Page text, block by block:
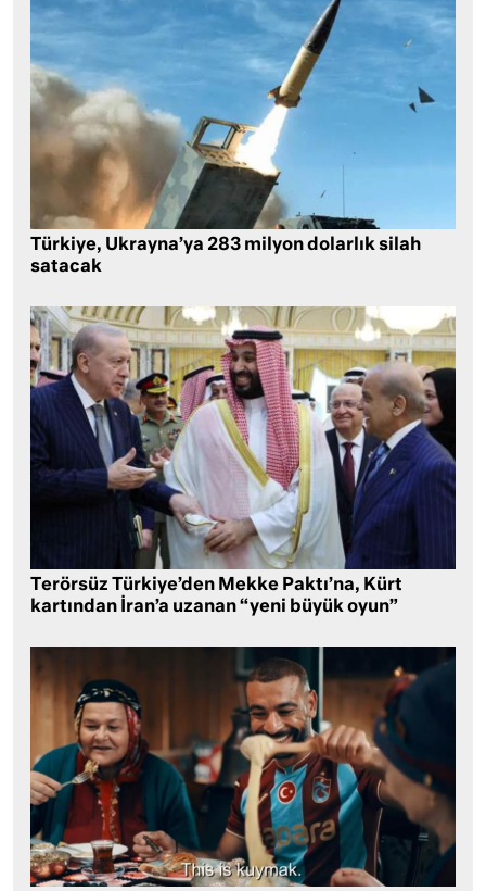
Türkiye, Ukrayna’ya 283 milyon dolarlık silah
satacak
Terörsüz Türkiye’den Mekke Paktı’na, Kürt
kartından İran’a uzanan “yeni büyük oyun”